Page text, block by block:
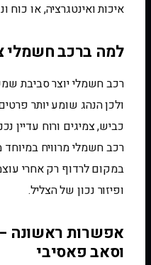
איכות ואינטגרציה, או כוח
למה ברכב חשמלי
רכב חשמלי יוצר סביבת
ולכן הנהג שומע יותר
כביש, צמיגים ורוח עדיין
רכב חשמלי מרוויח
במקום לרדוף רק אחרי
ופיזור נכון של הצליל.
אפשרות ראשונה
וסאב פאסיבי